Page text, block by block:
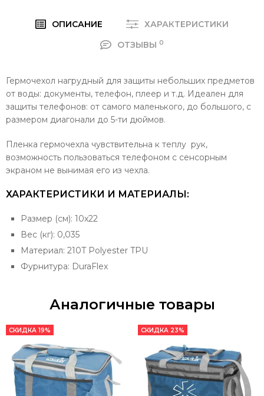
ОПИСАНИЕ
ХАРАКТЕРИСТИКИ
ОТЗЫВЫ 0
Гермочехол нагрудный для защиты небольших предметов
от воды: документы, телефон, плеер и т.д. Идеален для
защиты телефонов: от самого маленького, до большого, с
размером диагонали до 5-ти дюймов.
Пленка гермочехла чувствительна к теплу рук,
возможность пользоваться телефоном с сенсорным
экраном не вынимая его из чехла.
ХАРАКТЕРИСТИКИ И МАТЕРИАЛЫ:
Размер (см): 10х22
Вес (кг): 0,035
Материал: 210T Polyester TPU
Фурнитура: DuraFlex
Аналогичные товары
СКИДКА 19% СКИДКА 23%